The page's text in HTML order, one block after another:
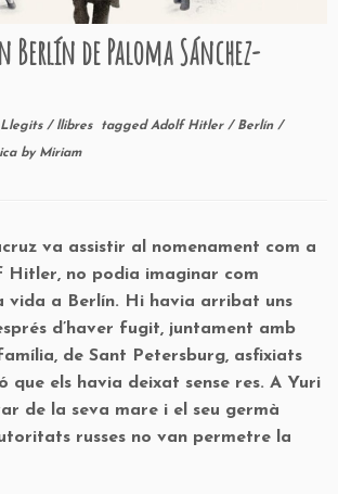
Berlín de Paloma Sánchez-
Llegits / llibres taggedAdolf Hitler / Berlín /
by Miriam
va assistir al nomenament com a
Hitler, no podia imaginar com
vida a Berlín. Hi havia arribat uns
d’haver fugit, juntament amb
de Sant Petersburg, asfixiats
que els havia deixat sense res. A Yuri
de la seva mare i el seu germà
russes no van permetre la